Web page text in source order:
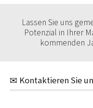
Lassen Sie uns
Potenzial in Ihrer
kommenden
Kontaktieren Sie